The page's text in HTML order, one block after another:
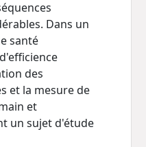
Dans un
santé
des
et la mesure de
et
un sujet d'étude